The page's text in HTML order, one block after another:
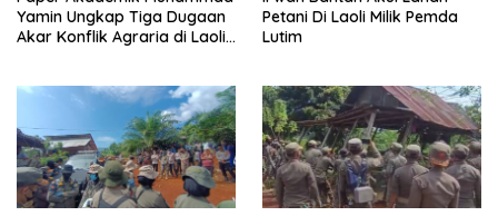
Yamin Ungkap Tiga Dugaan
Akar Konflik Agraria di Laoli
Petani Di Laoli Milik Pemda
Lutim